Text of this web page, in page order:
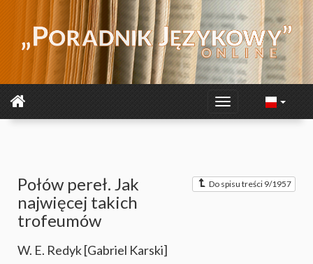
Do spisu treści 9/1957
Połów pereł. Jak
najwięcej takich
trofeumów
W. E. Redyk [Gabriel Karski]